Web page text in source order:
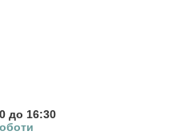
до 16:30